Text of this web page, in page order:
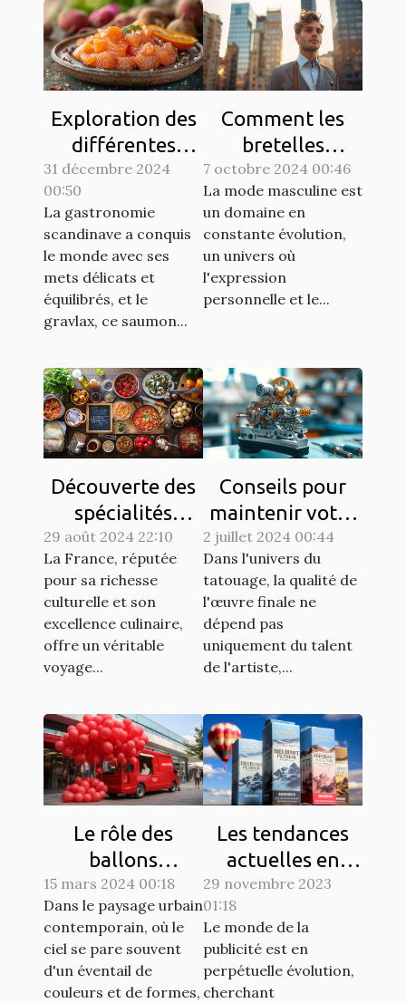
Exploration des
différentes
techniques de
gravlax avec
légumes racines
31 décembre 2024
00:50
La gastronomie
scandinave a conquis
le monde avec ses
mets délicats et
équilibrés, et le
gravlax, ce saumon...
Comment les
bretelles
redéfinissent
l'élégance
masculine
moderne
7 octobre 2024 00:46
La mode masculine est
un domaine en
constante évolution,
un univers où
l'expression
personnelle et le...
Découverte des
spécialités
culinaires
régionales et
leur histoire
29 août 2024 22:10
La France, réputée
pour sa richesse
culturelle et son
excellence culinaire,
offre un véritable
voyage...
Conseils pour
maintenir votre
matériel de
tatouage en
parfait état
2 juillet 2024 00:44
Dans l'univers du
tatouage, la qualité de
l'œuvre finale ne
dépend pas
uniquement du talent
de l'artiste,...
Le rôle des
ballons
publicitaires
dans les
campagnes de
sensibilisation
15 mars 2024 00:18
Dans le paysage urbain
contemporain, où le
ciel se pare souvent
d'un éventail de
couleurs et de formes,
Les tendances
actuelles en
matière de
ballons
publicitaires
hélium
29 novembre 2023
01:18
Le monde de la
publicité est en
perpétuelle évolution,
cherchant